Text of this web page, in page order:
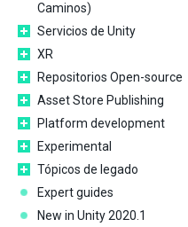
Caminos)
Servicios de Unity
XR
Repositorios Open-source
Asset Store Publishing
Platform development
Experimental
Tópicos de legado
Expert guides
New in Unity 2020.1